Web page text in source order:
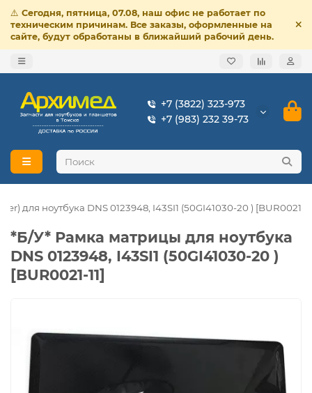
⚠️ Сегодня, пятница, 07.08, наш офис не работает по
техническим причинам. Все заказы, оформленные на
сайте, будут обработаны в ближайший рабочий день.
+7 (3822) 323-973
+7 (983) 232 39-73
для ноутбука DNS 0123948, I43SI1 (50GI41030-20 ) [BUR0021-
*Б/У* Рамка матрицы для ноутбука
DNS 0123948, I43SI1 (50GI41030-20 )
[BUR0021-11]